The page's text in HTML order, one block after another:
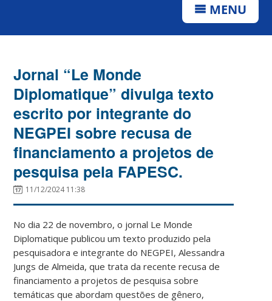
MENU
Jornal “Le Monde
Diplomatique” divulga texto
escrito por integrante do
NEGPEI sobre recusa de
financiamento a projetos de
pesquisa pela FAPESC.
11/12/2024 11:38
No dia 22 de novembro, o jornal Le Monde
Diplomatique publicou um texto produzido pela
pesquisadora e integrante do NEGPEI, Alessandra
Jungs de Almeida, que trata da recente recusa de
financiamento a projetos de pesquisa sobre
temáticas que abordam questões de gênero,